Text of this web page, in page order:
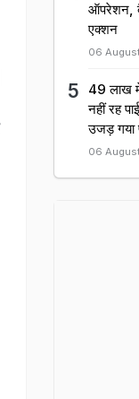
ऑपरेशन,
एक्शन
06
49 लाख
नहीं रह
उजड़ गया
06